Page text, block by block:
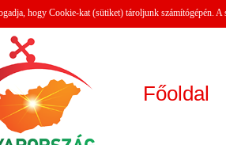
hogy Cookie-kat (sütiket) tároljunk számítógépén.
Főoldal